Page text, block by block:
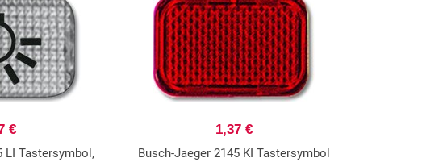
€
LI Tastersymbol,
1,37 €
Busch-Jaeger 2145 KI Tastersymbol